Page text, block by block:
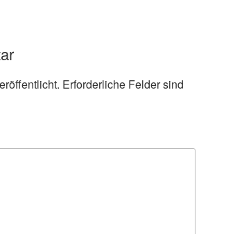
Erforderliche Felder sind